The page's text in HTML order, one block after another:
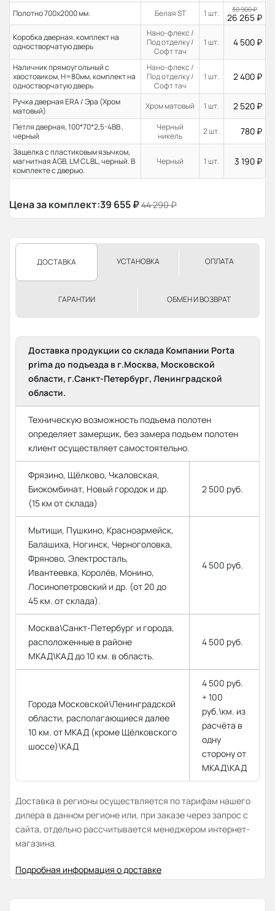
Полотно 700x2000 мм. Белая ST 1 шт. 30 900₽
26 265 ₽
Коробка дверная. комплект на
одностворчатую дверь
Нано-флекс /
Под отделку /
Софт тач
1 шт. 4 500 ₽
Наличник прямоугольный с
хвостовиком, H=80мм, комплект на
одностворчатую дверь
Нано-флекс /
Под отделку /
Софт тач
1 шт. 2 400 ₽
Ручка дверная ERA / Эра (Хром
матовый)
Хром матовый 1 шт. 2 520 ₽
Петля дверная, 100*70*2,5-4ВВ ,
черный
Черный
никель
2 шт. 780 ₽
Защелка с пластиковым язычком,
магнитная AGB, LM CL BL, черный. В
комплекте с дверью.
Черный 1 шт. 3 190 ₽
Цена за комплект:39 655₽44 290₽
ДОСТАВКА УСТАНОВКА ОПЛАТА
ГАРАНТИИ ОБМЕН И ВОЗВРАТ
Доставка продукции со склада Компании Porta
prima до подъезда в г.Москва, Московской
области, г.Санкт-Петербург, Ленинградской
области.
Техническую возможность подъема полотен
определяет замерщик, без замера подъем полотен
клиент осуществляет самостоятельно.
Фрязино, Щёлково, Чкаловская,
Биокомбинат, Новый городок и др.
(15 км от склада)
2 500 руб.
Мытищи, Пушкино, Красноармейск,
Балашиха, Ногинск, Черноголовка,
Фряново, Электросталь,
Ивантеевка, Королёв, Монино,
Лосинопетровский и др. (от 20 до
45 км. от склада).
4 500 руб.
Москва\Санкт-Петербург и города,
расположенные в районе
МКАД\КАД до 10 км. в область.
4 500 руб.
Города Московской\Ленинградской
области, располагающиеся далее
10 км. от МКАД (кроме Щёлковского
шоссе)\КАД
4 500 руб.
+ 100
руб.\км. из
расчёта в
одну
сторону от
МКАД\КАД
Доставка в регионы осуществляется по тарифам нашего
дилера в данном регионе или, при заказе через запрос с
сайта, отдельно рассчитывается менеджером интернет-
магазина.
Подробная информация о доставке